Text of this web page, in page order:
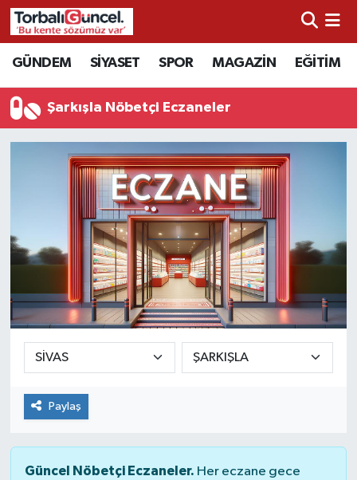
GÜNDEM SİYASET SPOR MAGAZİN EĞİTİM
Şarkışla Nöbetçi Eczaneler
Paylaş
Güncel Nöbetçi Eczaneler. Her eczane gece
İzmir Nöbetçi Eczaneler
İzmir Hava Durumu
İzmir Namaz Vakitleri
İzmir Trafik Yoğunluk Haritası
Süper Lig Puan Durumu ve Fikstür
Tüm Manşetler
Son Dakika Haberleri
Haber Arşivi